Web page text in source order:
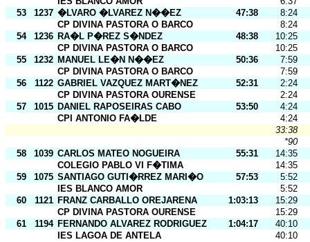
53
1237 �LVARO �LVAREZ N��EZ 47:38
8:24
CP DIVINA PASTORA O BARCO
8:24
54
1236 RA�L P�REZ S�NDEZ 48:38
10:25
CP DIVINA PASTORA O BARCO
10:25
55
1232 MANUEL LE�N N��EZ 50:36
7:59
CP DIVINA PASTORA O BARCO
7:59
56
1122 GABRIEL VAZQUEZ MART�NEZ 52:31
2:24
CP DIVINA PASTORA OURENSE
2:24
57
1015 DANIEL RAPOSEIRAS CABO 53:50
4:24
CPI ANTONIO FA�LDE
4:24
33:38
*90
58
1039 CARLOS MATEO NOGUEIRA 55:31
14:35
COLEGIO PABLO VI F�TIMA
14:35
59
1075 SANTIAGO GUTI�RREZ MARI�O 57:53
5:52
IES BLANCO AMOR
5:52
60
1121 FRANZ CARBALLO OREJARENA 1:03:13
15:29
CP DIVINA PASTORA OURENSE
15:29
61
1194 FERNANDO ALVAREZ RODRIGUEZ 1:04:17
40:10
IES LAGOA DE ANTELA
40:10